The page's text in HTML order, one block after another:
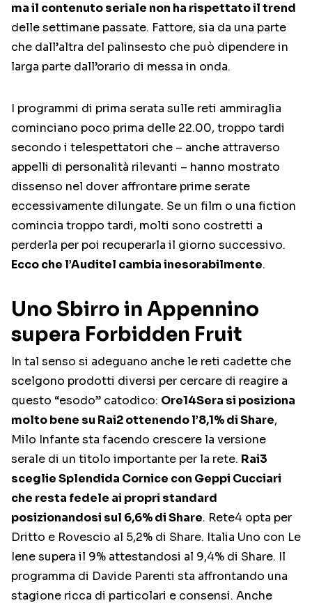
ma il contenuto seriale non ha rispettato il trend
delle settimane passate. Fattore, sia da una parte
che dall’altra del palinsesto che può dipendere in
larga parte dall’orario di messa in onda.
I programmi di prima serata sulle reti ammiraglia
cominciano poco prima delle 22.00, troppo tardi
secondo i telespettatori che – anche attraverso
appelli di personalità rilevanti – hanno mostrato
dissenso nel dover affrontare prime serate
eccessivamente dilungate. Se un film o una fiction
comincia troppo tardi, molti sono costretti a
perderla per poi recuperarla il giorno successivo.
Ecco che l’Auditel cambia inesorabilmente.
Uno Sbirro in Appennino
supera Forbidden Fruit
In tal senso si adeguano anche le reti cadette che
scelgono prodotti diversi per cercare di reagire a
questo “esodo” catodico: Ore14Sera si posiziona
molto bene su Rai2 ottenendo l’8,1% di Share,
Milo Infante sta facendo crescere la versione
serale di un titolo importante per la rete. Rai3
sceglie Splendida Cornice con Geppi Cucciari
che resta fedele ai propri standard
posizionandosi sul 6,6% di Share. Rete4 opta per
Dritto e Rovescio al 5,2% di Share. Italia Uno con Le
Iene supera il 9% attestandosi al 9,4% di Share. Il
programma di Davide Parenti sta affrontando una
stagione ricca di particolari e consensi. Anche